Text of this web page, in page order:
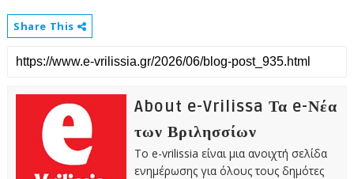
Share This
About e-Vrilissa Τα e-Νέα
των Βριλησσίων
Το e-vrilissia είναι μια ανοιχτή σελίδα
ενημέρωσης για όλους τους δημότες